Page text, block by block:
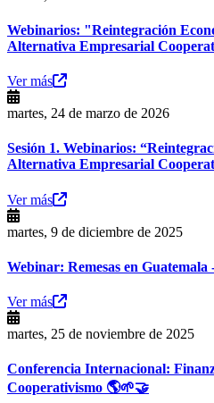
Webinarios: "Reintegración
Alternativa Empresarial
Ver más
martes, 24 de marzo de 2026
Sesión 1. Webinarios:
Alternativa Empresarial
Ver más
martes, 9 de diciembre de 2025
Webinar: Remesas en Guatemala
Ver más
martes, 25 de noviembre de 2025
Conferencia Internacional:
Cooperativismo 🌎🌱🤝